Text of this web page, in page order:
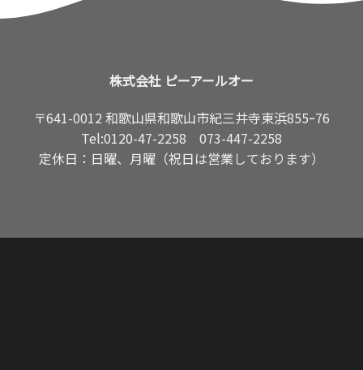
株式会社 ピーアールオー
〒641-0012 和歌山県和歌山市紀三井寺東浜855ｰ76
Tel:0120-47-2258
073-447-2258
定休日：日曜、月曜（祝日は営業しております）